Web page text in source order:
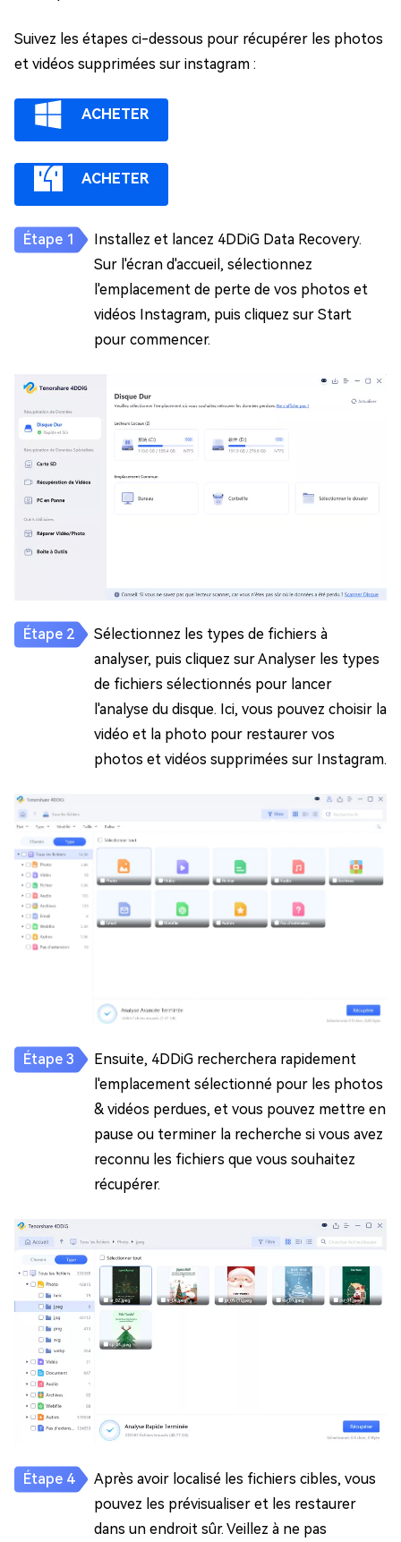
Suivez les étapes ci-dessous pour récupérer les photos
et vidéos supprimées sur instagram :
ACHETER
ACHETER
Installez et lancez 4DDiG Data Recovery.
Sur l'écran d'accueil, sélectionnez
l'emplacement de perte de vos photos et
vidéos Instagram, puis cliquez sur Start
pour commencer.
Sélectionnez les types de fichiers à
analyser, puis cliquez sur Analyser les types
de fichiers sélectionnés pour lancer
l'analyse du disque. Ici, vous pouvez choisir la
vidéo et la photo pour restaurer vos
photos et vidéos supprimées sur Instagram.
Ensuite, 4DDiG recherchera rapidement
l'emplacement sélectionné pour les photos
& vidéos perdues, et vous pouvez mettre en
pause ou terminer la recherche si vous avez
reconnu les fichiers que vous souhaitez
récupérer.
Après avoir localisé les fichiers cibles, vous
pouvez les prévisualiser et les restaurer
dans un endroit sûr. Veillez à ne pas